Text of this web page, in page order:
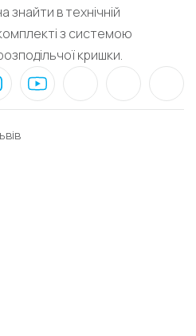
в технічній
з системою
кришки.